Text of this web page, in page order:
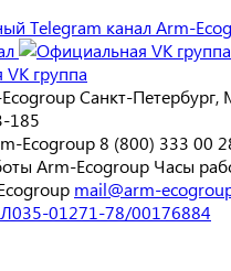
группа
Санкт-Петербург,
185
8 (800) 333 00
Часы
mail@arm-
01271-78/00176884